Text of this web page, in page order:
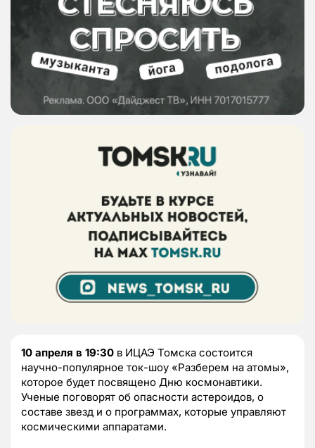
10 апреля в 19:30 в ИЦАЭ Томска состоится
научно-популярное ток-шоу «Разберем на атомы»,
которое будет посвящено Дню космонавтики.
Ученые поговорят об опасности астероидов, о
составе звезд и о программах, которые управляют
космическими аппаратами.